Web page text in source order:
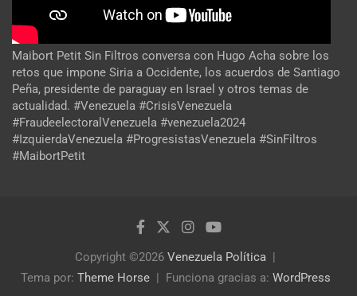
Maibort Petit Sin Filtros conversa con Hugo Acha sobre los
retos que impone Siria a Occidente, los acuerdos de Santiago
Peña, presidente de paraguay en Israel y otros temas de
actualidad. #Venezuela #CrisisVenezuela
#FraudeelectoralVenezuela #venezuela2024
#IzquierdaVenezuela #ProgresistasVenezuela #SinFiltros
#MaibortPetit
Copyright ©2026 Venezuela Política
Tema por: Theme Horse Funciona gracias a: WordPress